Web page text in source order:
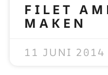
FILET
MAKEN
11 JUNI 2014